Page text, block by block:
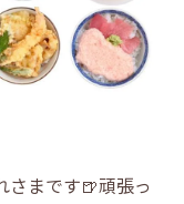
さまです🍺頑張っ